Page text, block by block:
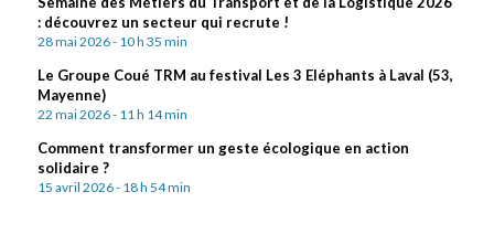
: découvrez un secteur qui recrute !
28 mai 2026 - 10 h 35 min
Le Groupe Coué TRM au festival Les 3 Eléphants à Laval (53,
Mayenne)
22 mai 2026 - 11 h 14 min
Comment transformer un geste écologique en action
solidaire ?
15 avril 2026 - 18 h 54 min